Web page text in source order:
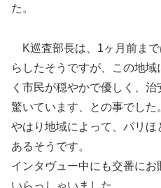
た。
K巡査部長は、1ヶ月前ま
らしたそうですが、この地
く市民が穏やかで優しく、
驚いています、との事でした
やはり地域によって、パリ
あるそうです。
インタヴュー中にも交番に